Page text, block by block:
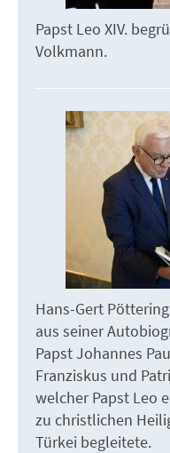
Papst Leo XIV.
Volkmann.
Hans-Gert
aus seiner
Papst Johannes
Franziskus und
welcher Papst Leo
zu christlichen
Türkei begleitete.